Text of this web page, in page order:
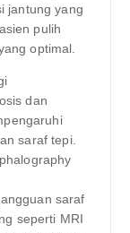
jantung yang
pulih
optimal.
dan
saraf tepi.
saraf
seperti MRI